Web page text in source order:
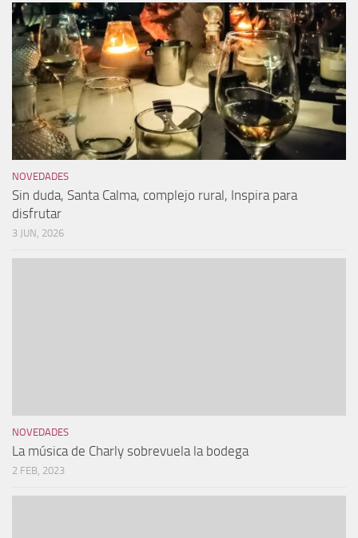
NOVEDADES
Sin duda, Santa Calma, complejo rural, Inspira para
disfrutar
3 JUN, 2026
NOVEDADES
La música de Charly sobrevuela la bodega
2 FEB, 2023